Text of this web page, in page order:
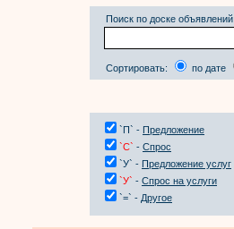
Поиск по доске объявлений
Сортировать: по дате
`П` - Предложение
`С` - Спрос
`У` - Предложение услуг
`У` - Спрос на услуги
`=` - Другое